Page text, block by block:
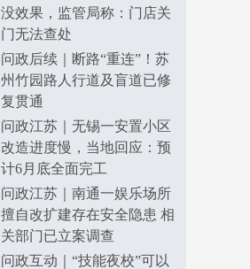
没效果，监管局称：门店关
门无法查处
问政后续｜断路“重连”！苏
州竹园路人行道及盲道已修
复贯通
问政江苏｜无锡一安置小区
改造进度慢，当地回应：预
计6月底全面完工
问政江苏｜南通一娱乐场所
擅自改扩建存在安全隐患 相
关部门已立案调查
问政互动｜“技能夜校”可以